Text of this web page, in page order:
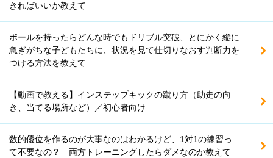
きればいいか教えて
ボールを持ったらどんな時でもドリブル突破、とにかく縦に
急ぎがちな子どもたちに、状況を見て仕切りなおす判断力を
つける方法を教えて
【動画で教える】インステップキックの蹴り方（助走の向
き、当てる場所など）／初心者向け
数的優位を作るのが大事なのはわかるけど、1対1の練習っ
て不要なの？ 両方トレーニングしたらダメなのか教えて